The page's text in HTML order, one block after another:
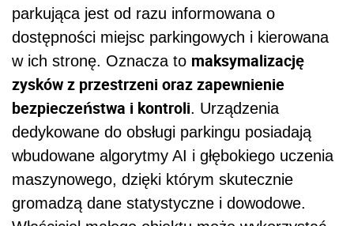
parkująca jest od razu informowana o
dostępności miejsc parkingowych i kierowana
w ich stronę. Oznacza to maksymalizację
zysków z przestrzeni oraz zapewnienie
bezpieczeństwa i kontroli. Urządzenia
dedykowane do obsługi parkingu posiadają
wbudowane algorytmy AI i głębokiego uczenia
maszynowego, dzięki którym skutecznie
gromadzą dane statystyczne i dowodowe.